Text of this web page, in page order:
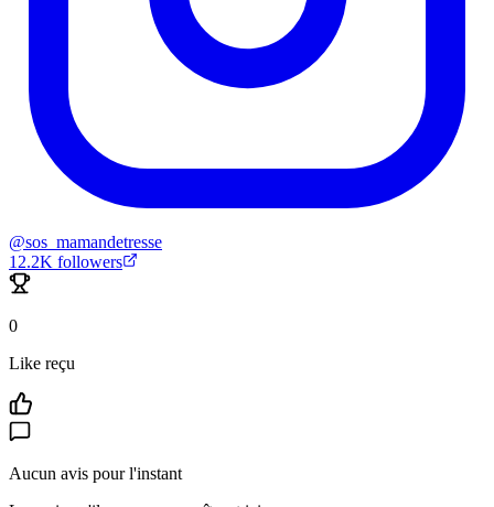
@sos_mamandetresse
12.2K followers
0
Like reçu
Aucun avis pour l'instant